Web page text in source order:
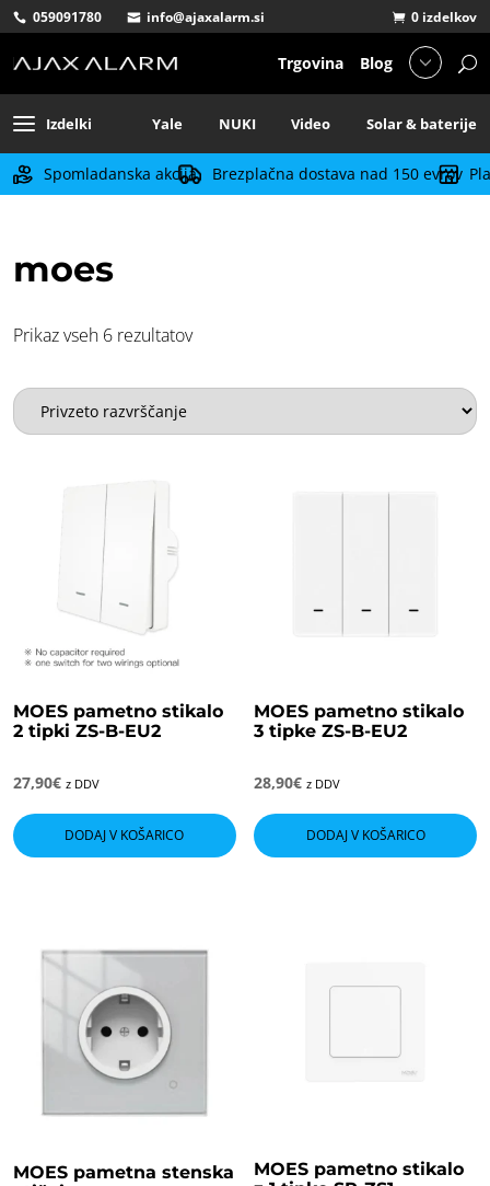
059091780 info@ajaxalarm.si 0 izdelkov
Trgovina Blog
Izdelki Yale NUKI Video Solar & baterije
Spomladanska akcija Brezplačna dostava nad 150 evrov
moes
Prikaz vseh 6 rezultatov
MOES pametno stikalo
2 tipki ZS-B-EU2
27,90€ z DDV
DODAJ V KOŠARICO
MOES pametno stikalo
3 tipke ZS-B-EU2
28,90€ z DDV
DODAJ V KOŠARICO
MOES pametna stenska
MOES pametno stikalo